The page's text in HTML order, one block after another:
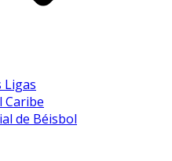
Ligas
Caribe
de Béisbol